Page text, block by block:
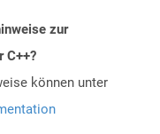
zur
C++?
können unter